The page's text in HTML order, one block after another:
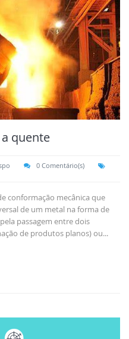
quente
0 Comentário(s)
conformação mecânica que
de um metal na forma de
passagem entre dois
de produtos planos) ou...